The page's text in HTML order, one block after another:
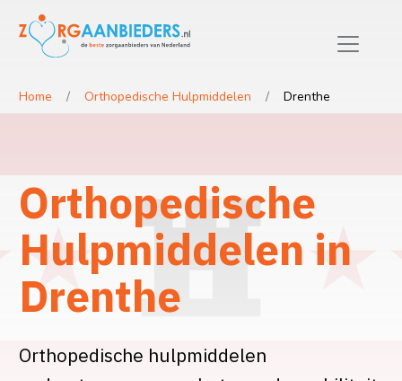
Home Orthopedische Hulpmiddelen Drenthe
Orthopedische
Hulpmiddelen in
Drenthe
Orthopedische hulpmiddelen